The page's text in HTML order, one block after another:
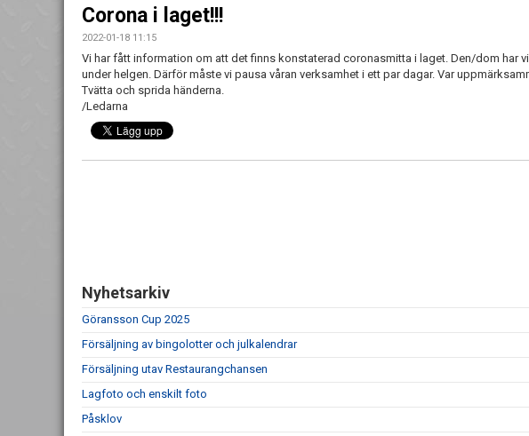
Corona i laget!!!
2022-01-18 11:15
Vi har fått information om att det finns konstaterad coronasmitta i laget. Den/dom har
under helgen. Därför måste vi pausa våran verksamhet i ett par dagar. Var
Tvätta och sprida händerna.
/Ledarna
Nyhetsarkiv
Göransson Cup 2025
Försäljning av bingolotter och julkalendrar
Försäljning utav Restaurangchansen
Lagfoto och enskilt foto
Påsklov